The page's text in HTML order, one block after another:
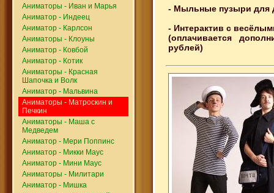
Аниматоры - Иван и Марья
Аниматор - Индеец
Аниматор - Карлсон
Аниматоры - Клоуны
Аниматор - Ковбой
Аниматор - Котик
Аниматоры - Красная
Шапочка и Волк
Аниматор - Мальвина
Аниматоры - Матроскин и
Печкин
Аниматоры - Маша с
Медведем
Аниматор - Мери Поппинс
Аниматор - Микки Маус
Аниматор - Мини Маус
Аниматоры - Милитари
Аниматор - Мишка
- Мыльные пузыри для
- Интерактив с
(оплачивается
рублей)